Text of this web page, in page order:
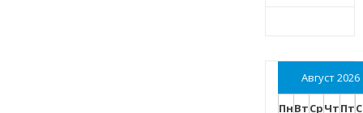
Август 2026
ПнВтСрЧтПт